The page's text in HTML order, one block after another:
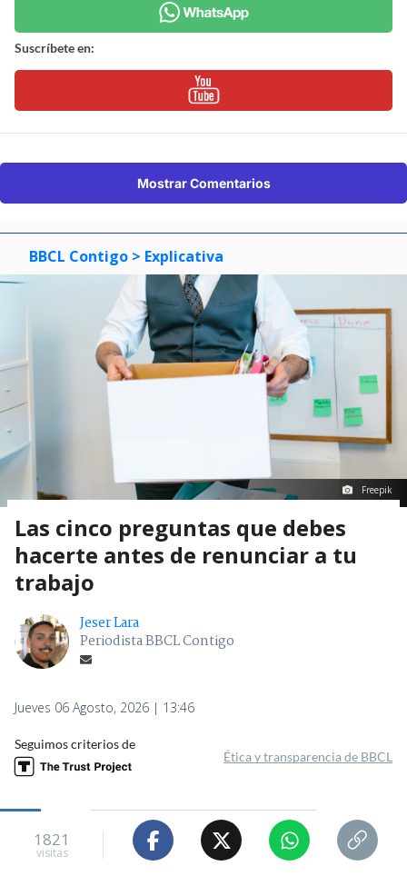
Suscríbete en:
Mostrar Comentarios
BBCL Contigo > Explicativa
Freepik
Las cinco preguntas que debes
hacerte antes de renunciar a tu
trabajo
Jeser Lara
Periodista BBCL Contigo
Jueves 06 Agosto, 2026 | 13:46
Seguimos criterios de
Ética y transparencia de BBCL
1821
visitas